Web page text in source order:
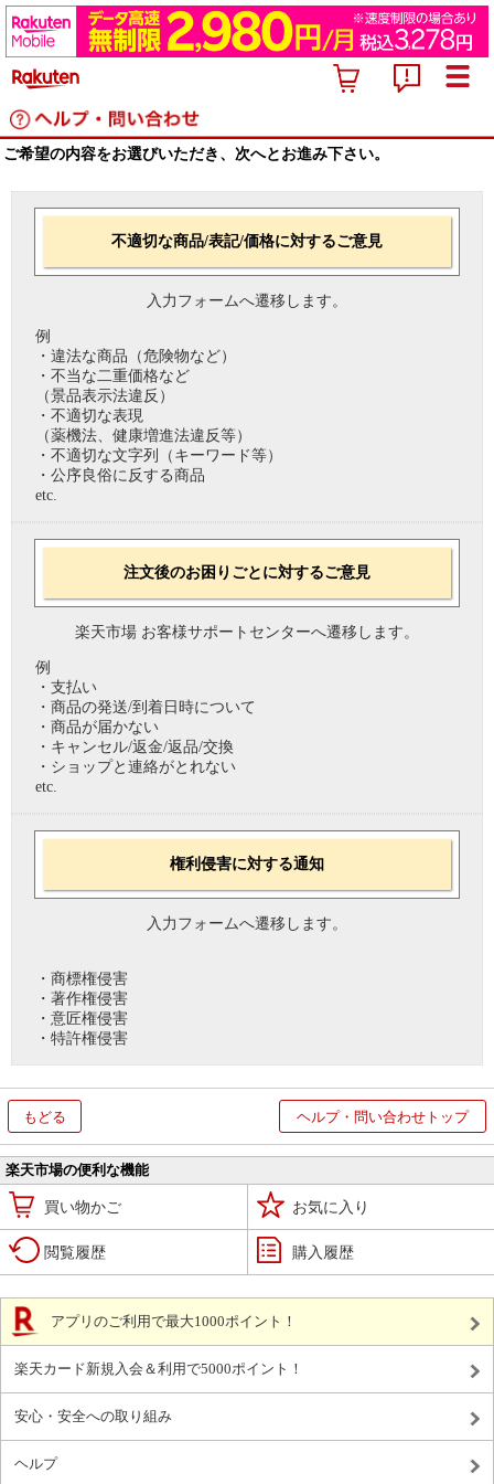
ご希望の内容をお選びいただき、次へとお進み下さい。
不適切な商品/表記/価格に対するご意見
入力フォームへ遷移します。
例
・違法な商品（危険物など）
・不当な二重価格など
（景品表示法違反）
・不適切な表現
（薬機法、健康増進法違反等）
・不適切な文字列（キーワード等）
・公序良俗に反する商品
etc.
注文後のお困りごとに対するご意見
楽天市場 お客様サポートセンターへ遷移します。
例
・支払い
・商品の発送/到着日時について
・商品が届かない
・キャンセル/返金/返品/交換
・ショップと連絡がとれない
etc.
権利侵害に対する通知
入力フォームへ遷移します。
・商標権侵害
・著作権侵害
・意匠権侵害
・特許権侵害
もどる ヘルプ・問い合わせトップ
楽天市場の便利な機能
買い物かご お気に入り
閲覧履歴 購入履歴
アプリのご利用で最大1000ポイント！
楽天カード新規入会＆利用で5000ポイント！
安心・安全への取り組み
ヘルプ